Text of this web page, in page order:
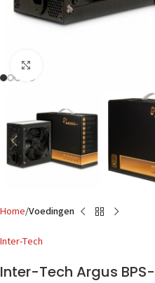
Home Voedingen
Inter-Tech
Inter-Tech Argus